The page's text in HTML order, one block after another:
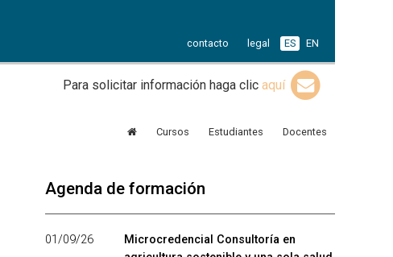
contacto legal ES EN
Para solicitar información haga clicaquí
Cursos Estudiantes Docentes
Agenda de formación
01/09/26
Microcredencial Consultoría en